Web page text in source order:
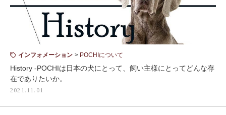
インフォメーション POCHIについて
History -POCHIは日本の犬にとって、飼い主様にとってどんな存
在でありたいか。
2021.11.01